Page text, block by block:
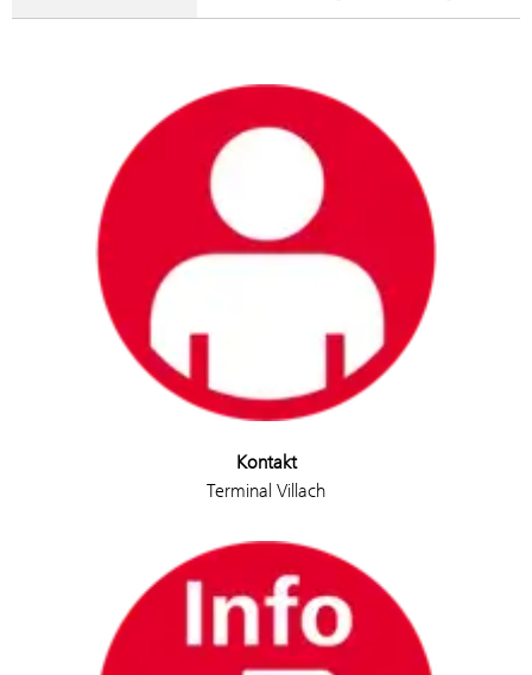
Kontakt
Terminal Villach